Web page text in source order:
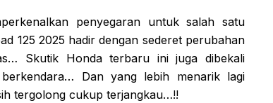
penyegaran untuk salah satu
125 2025 hadir dengan sederet perubahan
Skutik Honda terbaru ini juga dibekali
Dan yang lebih menarik lagi
tergolong cukup terjangkau…!!